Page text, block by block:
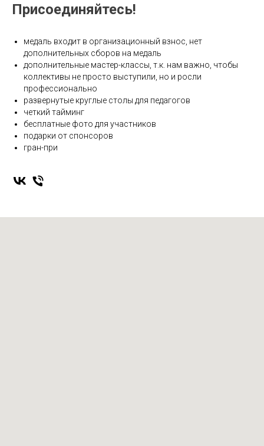
Присоединяйтесь!
медаль входит в организационный взнос, нет
дополнительных сборов на медаль
дополнительные мастер-классы, т.к. нам важно, чтобы
коллективы не просто выступили, но и росли
профессионально
развернутые круглые столы для педагогов
четкий тайминг
бесплатные фото для участников
подарки от спонсоров
гран-при